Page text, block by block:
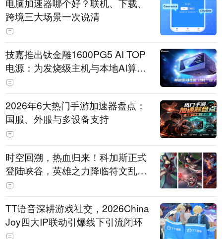
跨境三大场景一次说清
技嘉推出钛金雕1600PG5 AI TOP
电源：为发烧级主机与本地AI算力
打造旗舰供电方案
2026年6大热门手游加速器盘点：
国服、外服与多设备支持
时空回溯，热血归来！科加斯正式
登陆峡谷，英雄之力降临符文乱
斗！
TT语音深耕游戏社交，2026China
Joy四大IP联动引爆线下引流闭环